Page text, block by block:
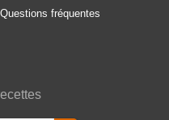
Questions fréquentes